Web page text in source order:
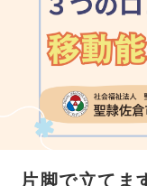
片脚で立てま